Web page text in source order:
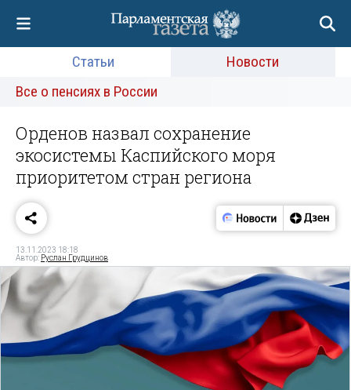
Статьи
Новости
Все о пенсиях в России
Орденов назвал сохранение
экосистемы Каспийского моря
приоритетом стран региона
13.11.2023 18:18
Автор: Руслан Грудцинов